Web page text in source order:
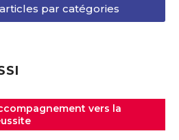
par catégories
vers la